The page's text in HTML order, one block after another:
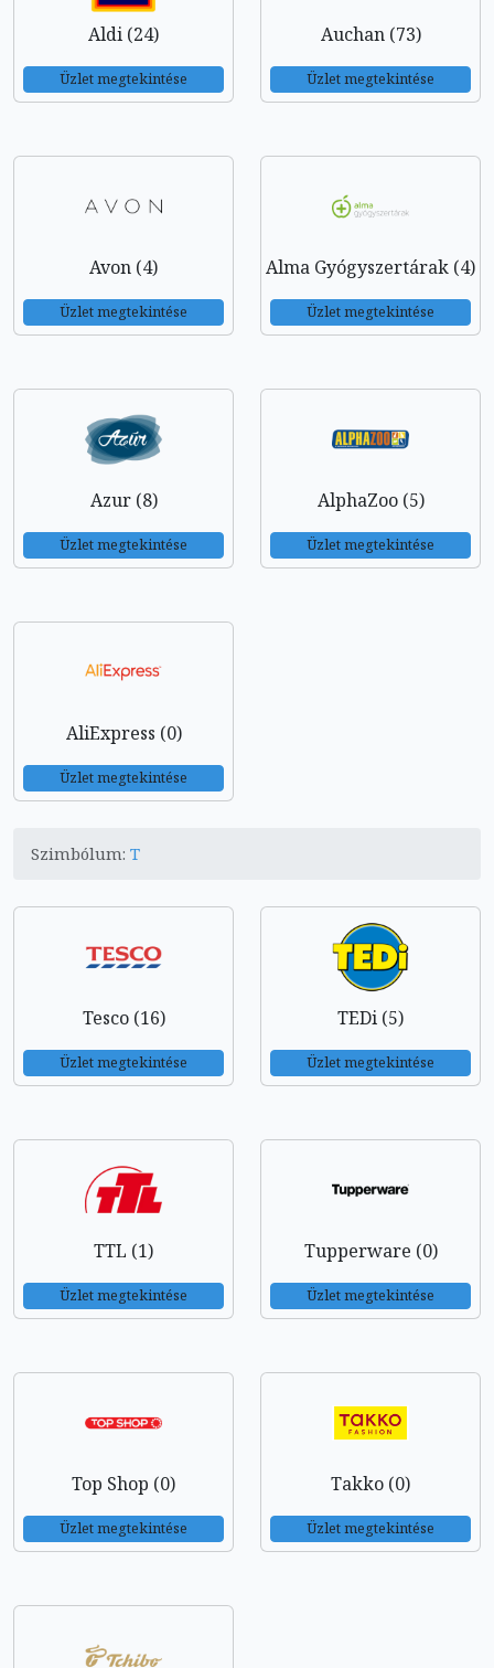
Aldi (24)
Üzlet megtekintése
Auchan (73)
Üzlet megtekintése
Avon (4)
Üzlet megtekintése
Alma Gyógyszertárak (4)
Üzlet megtekintése
Azur (8)
Üzlet megtekintése
AlphaZoo (5)
Üzlet megtekintése
AliExpress (0)
Üzlet megtekintése
Szimbólum: T
Tesco (16)
Üzlet megtekintése
TEDi (5)
Üzlet megtekintése
TTL (1)
Üzlet megtekintése
Tupperware (0)
Üzlet megtekintése
Top Shop (0)
Üzlet megtekintése
Takko (0)
Üzlet megtekintése